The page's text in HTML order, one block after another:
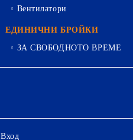
Вентилатори
ЕДИНИЧНИ БРОЙКИ
ЗА СВОБОДНОТО ВРЕМЕ
Вход